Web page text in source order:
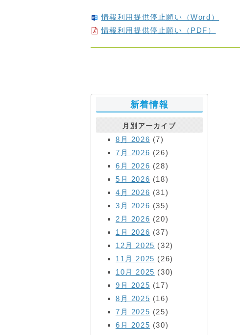
情報利用提供停止願い（Word）
情報利用提供停止願い（PDF）
新着情報
月別アーカイブ
8月 2026 (7)
7月 2026 (26)
6月 2026 (28)
5月 2026 (18)
4月 2026 (31)
3月 2026 (35)
2月 2026 (20)
1月 2026 (37)
12月 2025 (32)
11月 2025 (26)
10月 2025 (30)
9月 2025 (17)
8月 2025 (16)
7月 2025 (25)
6月 2025 (30)